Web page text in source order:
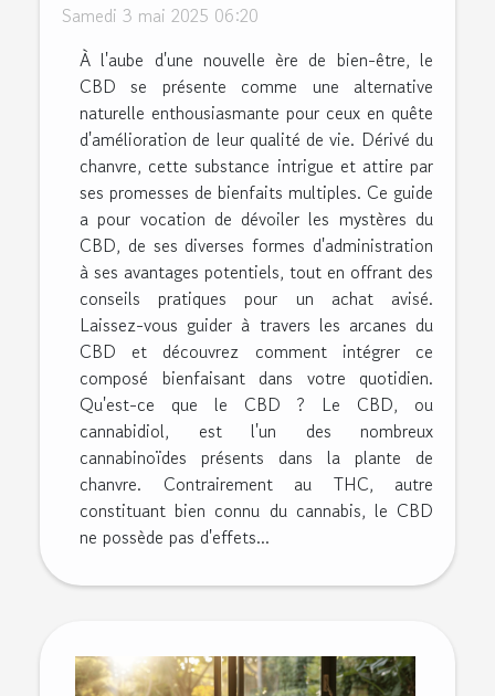
Samedi 3 mai 2025 06:20
À l'aube d'une nouvelle ère de bien-être, le
CBD se présente comme une alternative
naturelle enthousiasmante pour ceux en quête
d'amélioration de leur qualité de vie. Dérivé du
chanvre, cette substance intrigue et attire par
ses promesses de bienfaits multiples. Ce guide
a pour vocation de dévoiler les mystères du
CBD, de ses diverses formes d'administration
à ses avantages potentiels, tout en offrant des
conseils pratiques pour un achat avisé.
Laissez-vous guider à travers les arcanes du
CBD et découvrez comment intégrer ce
composé bienfaisant dans votre quotidien.
Qu'est-ce que le CBD ? Le CBD, ou
cannabidiol, est l'un des nombreux
cannabinoïdes présents dans la plante de
chanvre. Contrairement au THC, autre
constituant bien connu du cannabis, le CBD
ne possède pas d'effets...